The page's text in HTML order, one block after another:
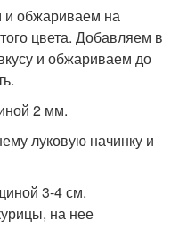
и обжариваем на
цвета. Добавляем в
и обжариваем до
2 мм.
луковую начинку и
3-4 см.
на нее